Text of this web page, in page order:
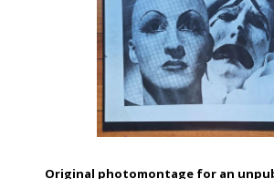
Original photomontage for an